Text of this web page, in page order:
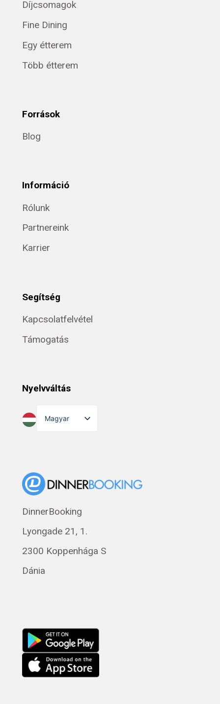
Díjcsomagok
Fine Dining
Egy étterem
Több étterem
Források
Blog
Információ
Rólunk
Partnereink
Karrier
Segítség
Kapcsolatfelvétel
Támogatás
Nyelvváltás
Magyar
Norsk bokmål
Polski
Svenska
Français
DinnerBooking
Lyongade 21, 1.
2300 Koppenhága S
Dánia